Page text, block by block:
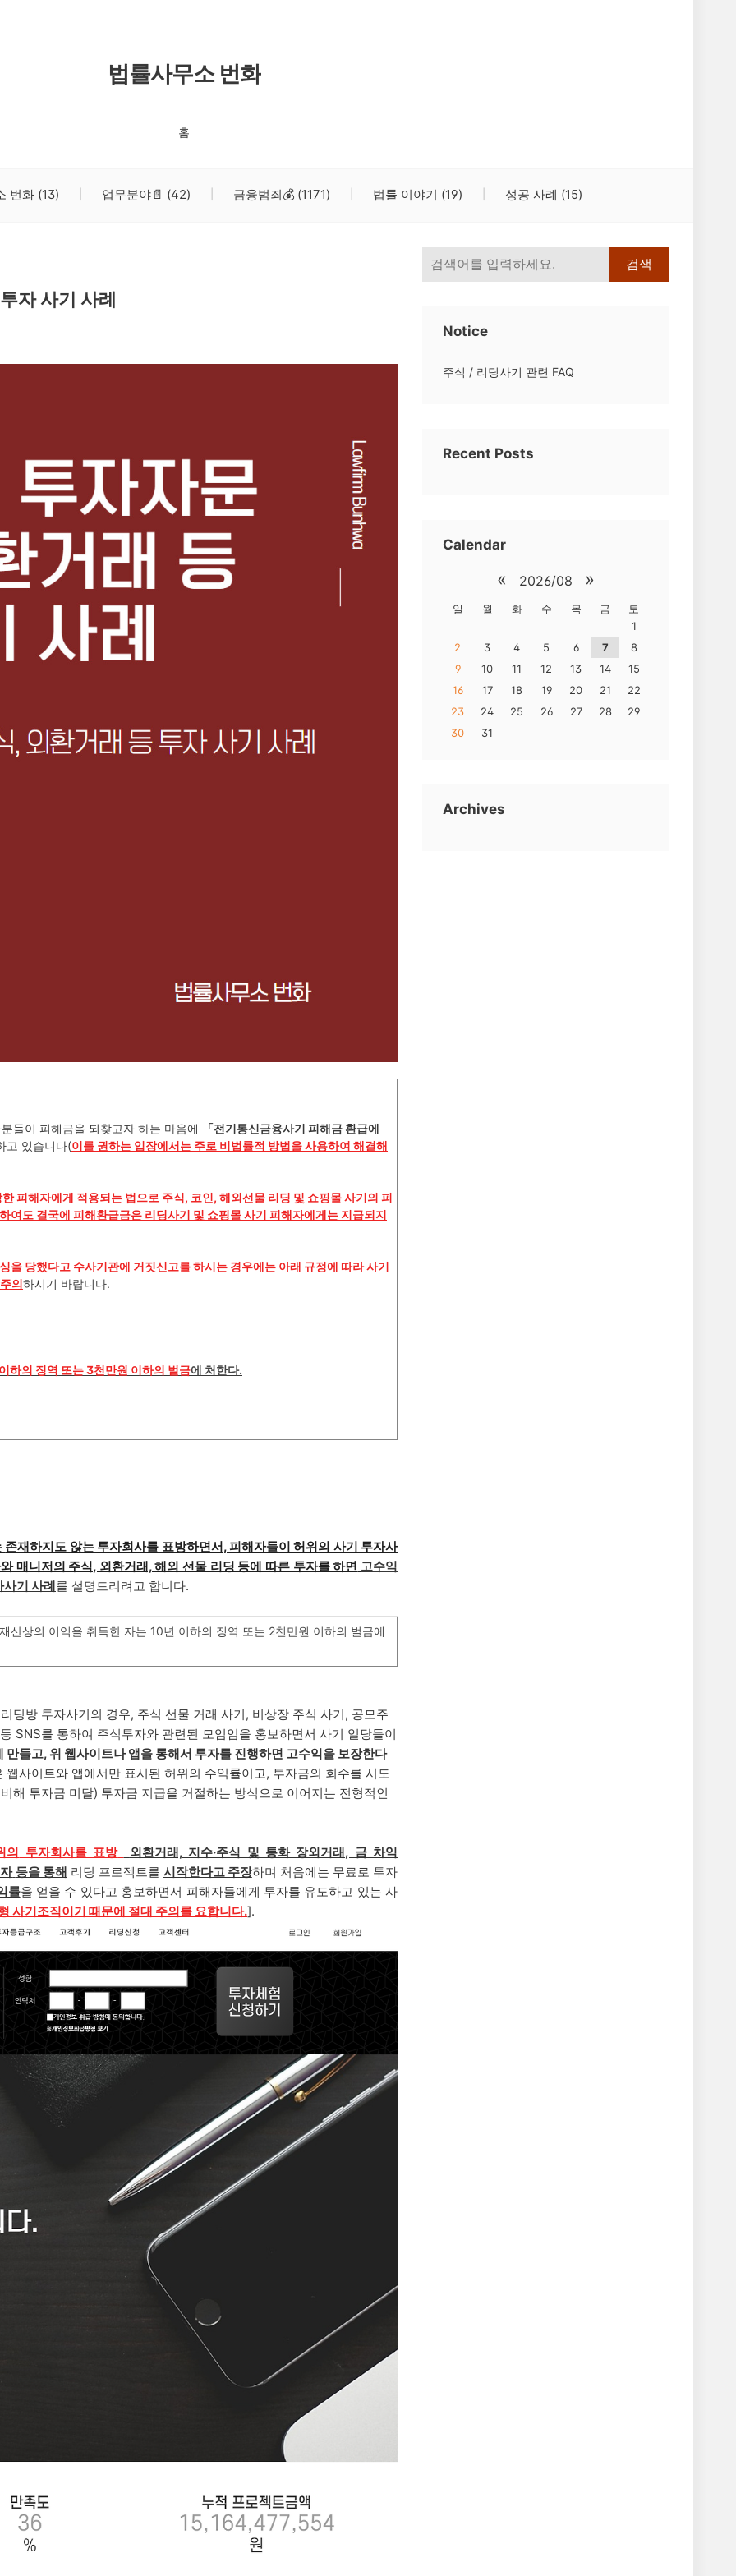
법률사무소 번화
홈
번화 (13) 업무분야📄 (42) 금융범죄💰 (1171) 법률 이야기 (19) 성공 사례 (15)
검색
Notice
주식 / 리딩사기 관련 FAQ
Recent Posts
Calendar
« 2026/08 »
일 월 화 수 목 금
토
1
2
3 4 5 6 7
8
9
10 11 12 13 14
15
16
17 18 19 20 21
22
23
24 25 26 27 28
29
30
31
Archives
자 사기 사례
들이 피해금을 되찾고자 하는 마음에 「전기통신금융사기 피해금 환급에
고 있습니다(이를 권하는 입장에서는 주로 비법률적 방법을 사용하여 해결해
피해자에게 적용되는 법으로 주식, 코인, 해외선물 리딩 및 쇼핑몰 사기의 피
여도 결국에 피해환급금은 리딩사기 및 쇼핑몰 사기 피해자에게는 지급되지
을 당했다고 수사기관에 거짓신고를 하시는 경우에는 아래 규정에 따라 사기
의하시기 바랍니다.
하의 징역 또는 3천만원 이하의 벌금에 처한다.
존재하지도 않는 투자회사를 표방하면서, 피해자들이 허위의 사기 투자사
매니저의 주식, 외환거래, 해외 선물 리딩 등에 따른 투자를 하면 고수익
기 사례를 설명드리려고 합니다.
상의 이익을 취득한 자는 10년 이하의 징역 또는 2천만원 이하의 벌금에
딩방 투자사기의 경우, 주식 선물 거래 사기, 비상장 주식 사기, 공모주
SNS를 통하여 주식투자와 관련된 모임임을 홍보하면서 사기 일당들이
들고, 위 웹사이트나 앱을 통해서 투자를 진행하면 고수익을 보장한다
사이트와 앱에서만 표시된 허위의 수익률이고, 투자금의 회수를 시도
해 투자금 미달) 투자금 지급을 거절하는 방식으로 이어지는 전형적인
의 투자회사를 표방
외환거래, 지수·주식 및 통화 장외거래, 금 차익
등을 통해 리딩 프로젝트를 시작한다고 주장하며 처음에는 무료로 투자
률을 얻을 수 있다고 홍보하면서 피해자들에게 투자를 유도하고 있는 사
사기조직이기 때문에 절대 주의를 요합니다.].